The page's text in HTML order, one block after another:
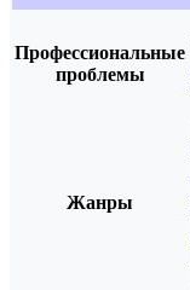
Профессиональные
проблемы
Жанры